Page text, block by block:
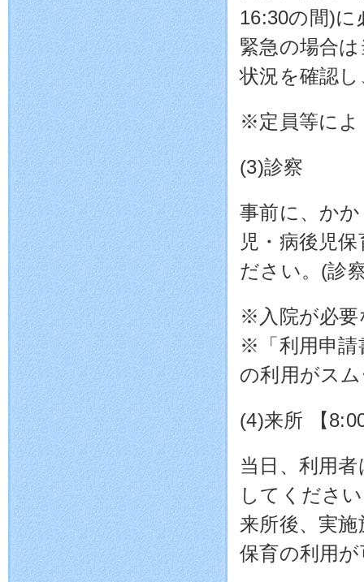
16:30の間)
緊急の場合
状況を確認
※定員等によ
(3)診察
事前に、か
児・病後児
ださい。(診
※入院が必要
※「利用申請
の利用がス
(4)来所 【
当日、利用
してくださ
来所後、実
保育の利用